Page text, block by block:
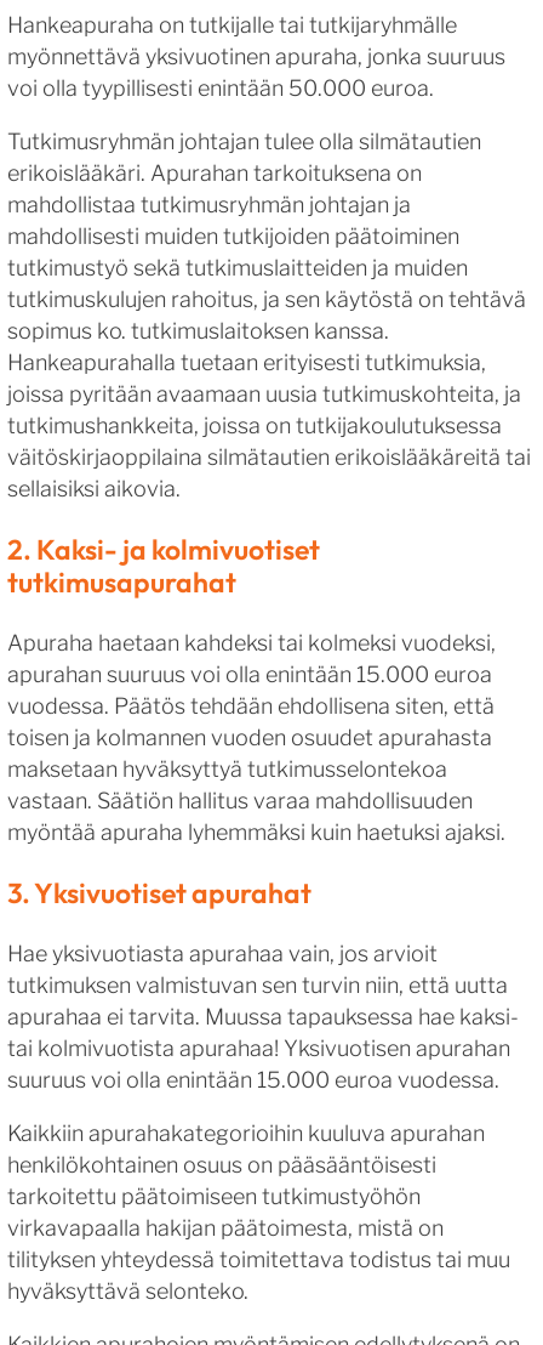
Hankeapuraha on tutkijalle tai tutkijaryhmälle
myönnettävä yksivuotinen apuraha, jonka suuruus
voi olla tyypillisesti enintään 50.000 euroa.
Tutkimusryhmän johtajan tulee olla silmätautien
erikoislääkäri. Apurahan tarkoituksena on
mahdollistaa tutkimusryhmän johtajan ja
mahdollisesti muiden tutkijoiden päätoiminen
tutkimustyö sekä tutkimuslaitteiden ja muiden
tutkimuskulujen rahoitus, ja sen käytöstä on tehtävä
sopimus ko. tutkimuslaitoksen kanssa.
Hankeapurahalla tuetaan erityisesti tutkimuksia,
joissa pyritään avaamaan uusia tutkimuskohteita, ja
tutkimushankkeita, joissa on tutkijakoulutuksessa
väitöskirjaoppilaina silmätautien erikoislääkäreitä tai
sellaisiksi aikovia.
2. Kaksi- ja kolmivuotiset
tutkimusapurahat
Apuraha haetaan kahdeksi tai kolmeksi vuodeksi,
apurahan suuruus voi olla enintään 15.000 euroa
vuodessa. Päätös tehdään ehdollisena siten, että
toisen ja kolmannen vuoden osuudet apurahasta
maksetaan hyväksyttyä tutkimusselontekoa
vastaan. Säätiön hallitus varaa mahdollisuuden
myöntää apuraha lyhemmäksi kuin haetuksi ajaksi.
3. Yksivuotiset apurahat
Hae yksivuotiasta apurahaa vain, jos arvioit
tutkimuksen valmistuvan sen turvin niin, että uutta
apurahaa ei tarvita. Muussa tapauksessa hae kaksi-
tai kolmivuotista apurahaa! Yksivuotisen apurahan
suuruus voi olla enintään 15.000 euroa vuodessa.
Kaikkiin apurahakategorioihin kuuluva apurahan
henkilökohtainen osuus on pääsääntöisesti
tarkoitettu päätoimiseen tutkimustyöhön
virkavapaalla hakijan päätoimesta, mistä on
tilityksen yhteydessä toimitettava todistus tai muu
hyväksyttävä selonteko.